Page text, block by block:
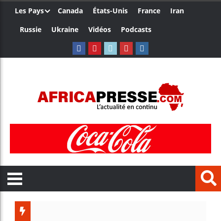
Les Pays Canada États-Unis France
Iran
Russie
Ukraine Vidéos Podcasts